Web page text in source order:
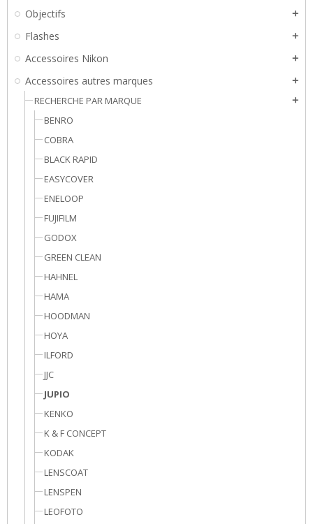
Objectifs add
Flashes add
Accessoires Nikon add
Accessoires autres marques add
RECHERCHE PAR MARQUE add
BENRO
COBRA
BLACK RAPID
EASYCOVER
ENELOOP
FUJIFILM
GODOX
GREEN CLEAN
HAHNEL
HAMA
HOODMAN
HOYA
ILFORD
JJC
JUPIO
KENKO
K & F CONCEPT
KODAK
LENSCOAT
LENSPEN
LEOFOTO